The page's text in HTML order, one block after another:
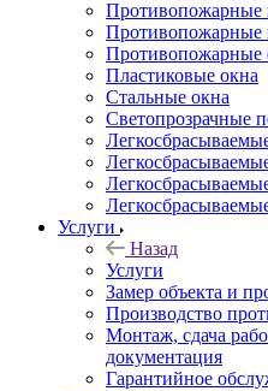
Противопожарные
Противопожарные
Противопожарные
Пластиковые окна
Стальные окна
Светопрозрачные
Услуги
Назад
Услуги
Замер объекта и
Производство
Монтаж, сдача
документация
Гарантийное